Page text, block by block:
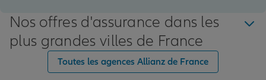
Nos offres d'assurance dans les
plus grandes villes de France
Toutes les agences Allianz de France